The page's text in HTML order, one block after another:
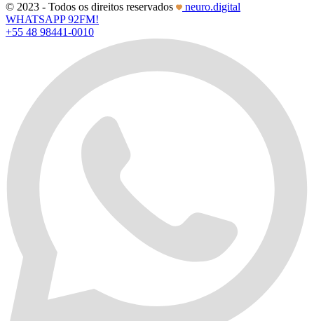
© 2023 - Todos os direitos reservados
neuro.digital
WHATSAPP 92FM!
+55 48 98441-0010